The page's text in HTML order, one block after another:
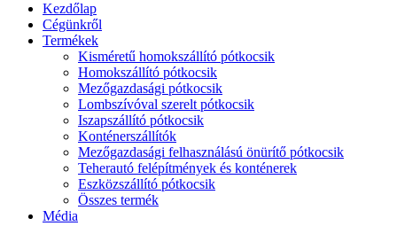
Kezdőlap
Cégünkről
Termékek
Kisméretű homokszállító pótkocsik
Homokszállító pótkocsik
Mezőgazdasági pótkocsik
Lombszívóval szerelt pótkocsik
Iszapszállító pótkocsik
Konténerszállítók
Mezőgazdasági felhasználású önürítő pótkocsik
Teherautó felépítmények és konténerek
Eszközszállító pótkocsik
Összes termék
Média